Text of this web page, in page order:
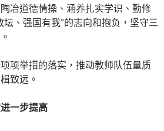
冶道德情操、涵养扎实学识、勤修
、强国有我”的志向和抱负，坚守三
项举措的落实，推动教师队伍量质
致远。
一步提高